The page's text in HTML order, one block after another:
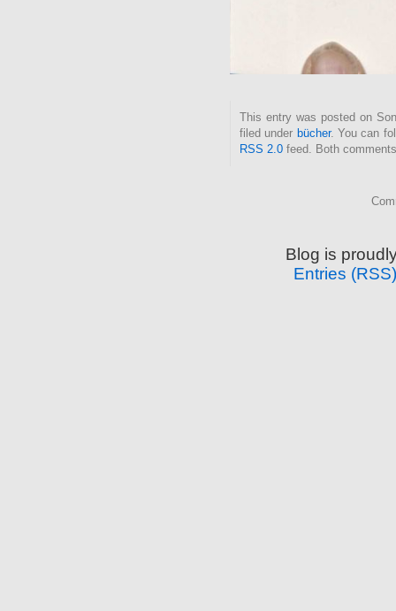
This entry was posted on
filed under bücher. You can
RSS 2.0 feed. Both
Blog is
Entries (RSS)